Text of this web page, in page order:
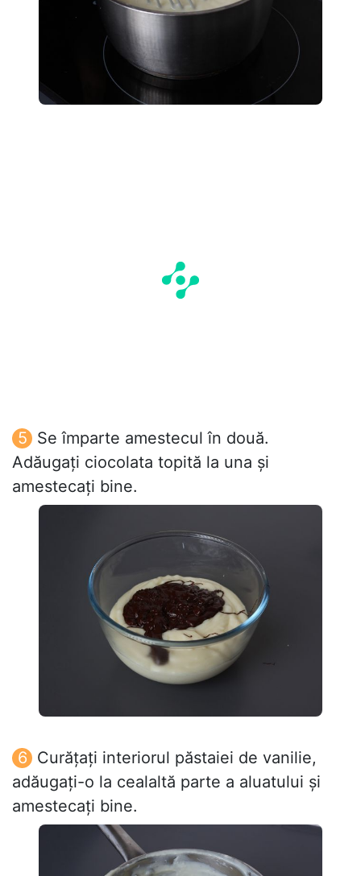
Se împarte amestecul în două.
Adăugați ciocolata topită la una și
amestecați bine.
Curățați interiorul păstaiei de vanilie,
adăugați-o la cealaltă parte a aluatului și
amestecați bine.